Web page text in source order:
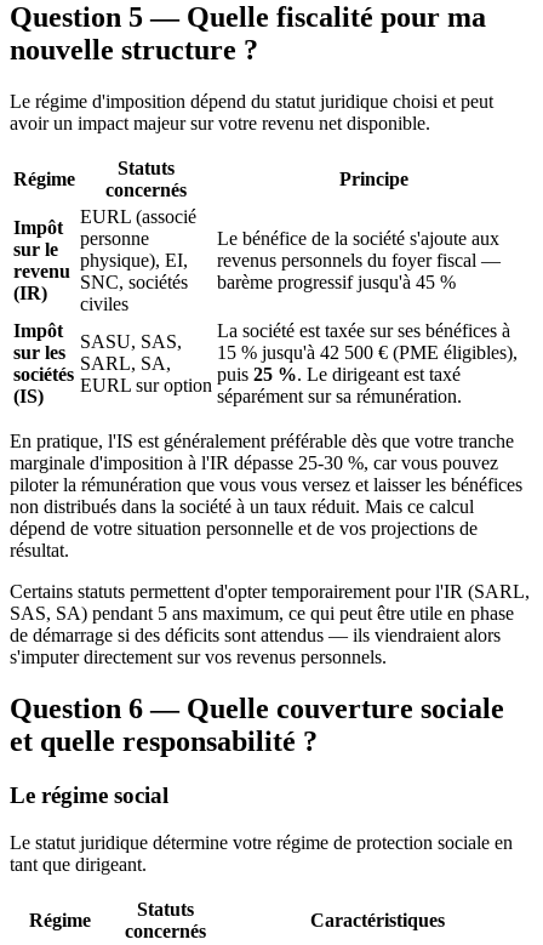
Question 5 — Quelle fiscalité pour ma
nouvelle structure ?
Le régime d'imposition dépend du statut juridique choisi et peut
avoir un impact majeur sur votre revenu net disponible.
Régime
Statuts
concernés
Principe
Impôt
sur le
revenu
(IR)
EURL (associé
personne
physique), EI,
SNC, sociétés
civiles
Le bénéfice de la société s'ajoute aux
revenus personnels du foyer fiscal —
barème progressif jusqu'à 45 %
Impôt
sur les
sociétés
(IS)
SASU, SAS,
SARL, SA,
EURL sur option
La société est taxée sur ses bénéfices à
15 % jusqu'à 42 500 € (PME éligibles),
puis 25 %. Le dirigeant est taxé
séparément sur sa rémunération.
En pratique, l'IS est généralement préférable dès que votre tranche
marginale d'imposition à l'IR dépasse 25-30 %, car vous pouvez
piloter la rémunération que vous vous versez et laisser les bénéfices
non distribués dans la société à un taux réduit. Mais ce calcul
dépend de votre situation personnelle et de vos projections de
résultat.
Certains statuts permettent d'opter temporairement pour l'IR (SARL,
SAS, SA) pendant 5 ans maximum, ce qui peut être utile en phase
de démarrage si des déficits sont attendus — ils viendraient alors
s'imputer directement sur vos revenus personnels.
Question 6 — Quelle couverture sociale
et quelle responsabilité ?
Le régime social
Le statut juridique détermine votre régime de protection sociale en
tant que dirigeant.
Régime
Statuts
concernés
Caractéristiques